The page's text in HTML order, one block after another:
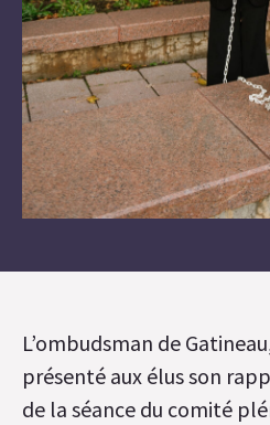
L’ombudsman de
présenté aux élus son
de la séance du comité